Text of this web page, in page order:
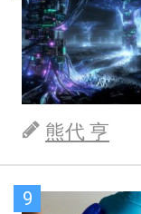
熊代 亨
9